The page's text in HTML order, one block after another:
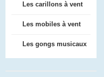
Les carillons à vent
Les mobiles à vent
Les gongs musicaux